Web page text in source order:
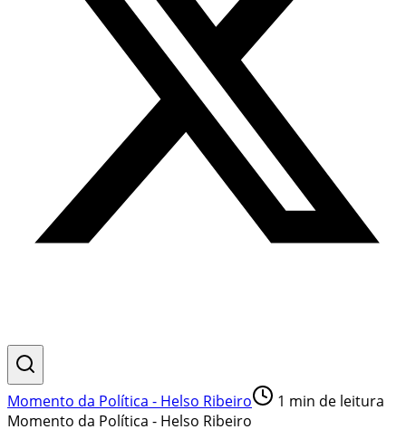
Momento da Política - Helso Ribeiro 1 min de leitura
Momento da Política - Helso Ribeiro